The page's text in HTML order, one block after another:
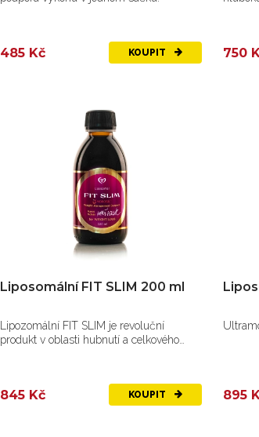
485 Kč KOUPIT 750
Liposomální FIT SLIM 200 ml
Lipozomální FIT SLIM je revoluční
produkt v oblasti hubnutí a celkového
845 Kč KOUPIT 895